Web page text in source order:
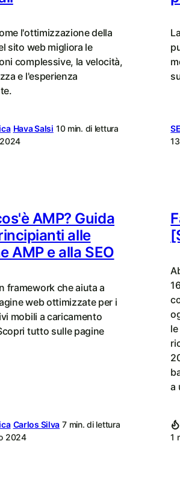
l'ottimizzazione della
sito web migliora le
complessive, la velocità,
e l'esperienza
Hava Salsi 10 min. di lettura
AMP? Guida
alle
AMP e alla SEO
framework che aiuta a
web ottimizzate per i
mobili a caricamento
tutto sulle pagine
Carlos Silva 7 min. di lettura
2024
a
1